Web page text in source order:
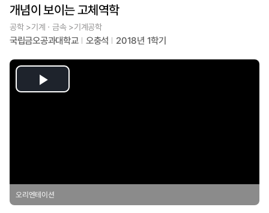
개념이 보이는 고체역학
공학 >기계ㆍ금속 >기계공학
국립금오공과대학교 오충석 2018년 1학기
Play
오리엔테이션